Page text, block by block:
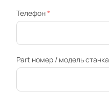
Телефон*
Part номер / модель станка